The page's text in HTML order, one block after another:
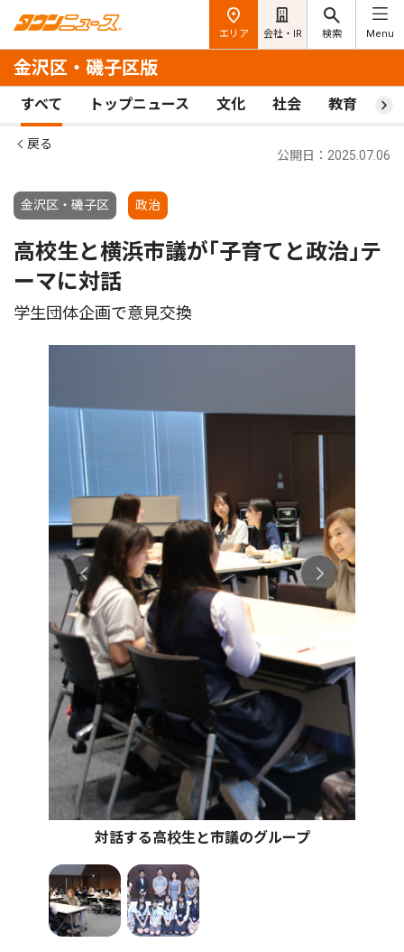
エリア 会社・IR 検索 Menu
金沢区・磯子区版
すべて トップニュース 文化 社会 教育 ス
戻る
金沢区・磯子区 政治
公開日：2025.07.06
高校生と横浜市議が｢子育てと政治｣テ
ーマに対話
学生団体企画で意見交換
対話する高校生と市議のグループ